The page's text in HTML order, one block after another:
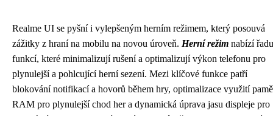
Realme UI se pyšní i vylepšeným herním režimem, který posouvá
zážitky z hraní na mobilu na novou úroveň. Herní režim nabízí řadu
funkcí, které minimalizují rušení a optimalizují výkon telefonu pro
plynulejší a pohlcující herní sezení. Mezi klíčové funkce patří
blokování notifikací a hovorů během hry, optimalizace využití
RAM pro plynulejší chod her a dynamická úprava jasu displeje pro